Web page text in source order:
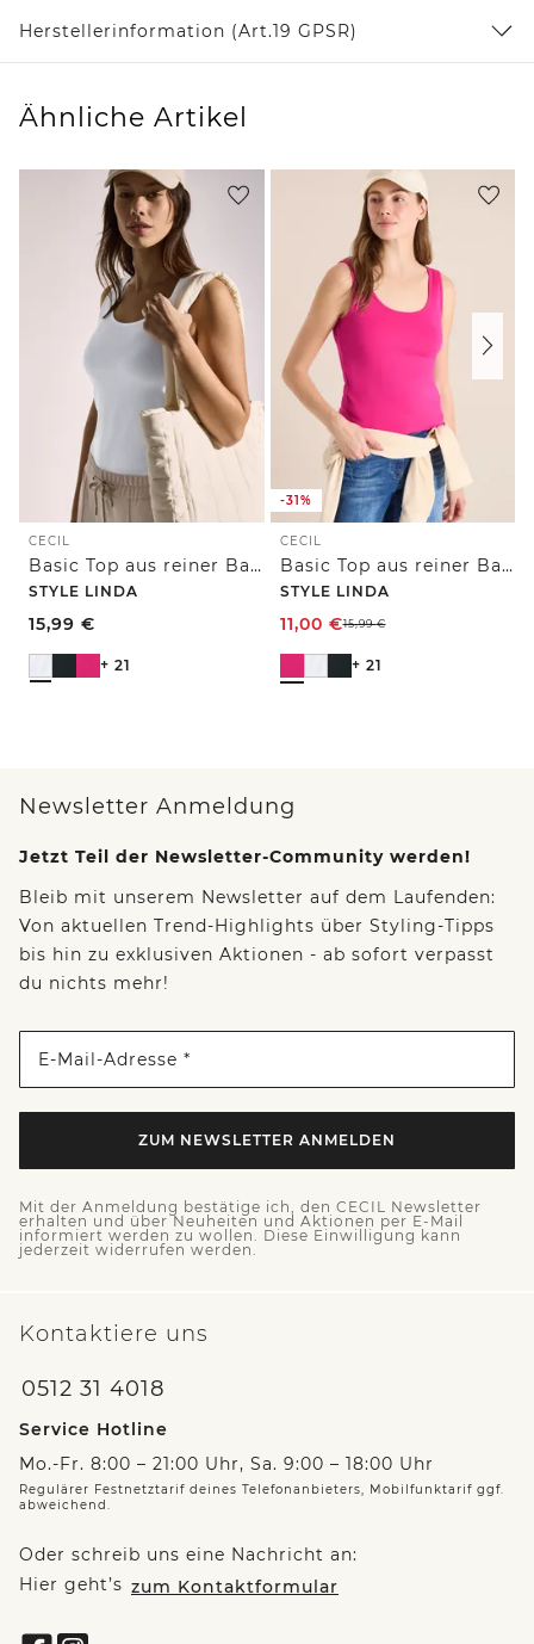
Herstellerinformation (Art.19 GPSR)
Ähnliche Artikel
CECIL
Basic Top aus reiner Baumwolle
STYLE LINDA
15,99 €
+ 21
-31%
CECIL
Basic Top aus reiner Baumwolle
STYLE LINDA
11,00 €15,99€
+ 21
Newsletter Anmeldung
Jetzt Teil der Newsletter-Community werden!
Bleib mit unserem Newsletter auf dem Laufenden:
Von aktuellen Trend-Highlights über Styling-Tipps
bis hin zu exklusiven Aktionen - ab sofort verpasst
du nichts mehr!
E-Mail-Adresse *
ZUM NEWSLETTER ANMELDEN
Mit der Anmeldung bestätige ich, den CECIL Newsletter
erhalten und über Neuheiten und Aktionen per E-Mail
informiert werden zu wollen. Diese Einwilligung kann
jederzeit widerrufen werden.
Kontaktiere uns
0512 31 4018
Service Hotline
Mo.-Fr. 8:00 – 21:00 Uhr, Sa. 9:00 – 18:00 Uhr
Regulärer Festnetztarif deines Telefonanbieters, Mobilfunktarif ggf.
abweichend.
Oder schreib uns eine Nachricht an:
Hier geht’s zum Kontaktformular